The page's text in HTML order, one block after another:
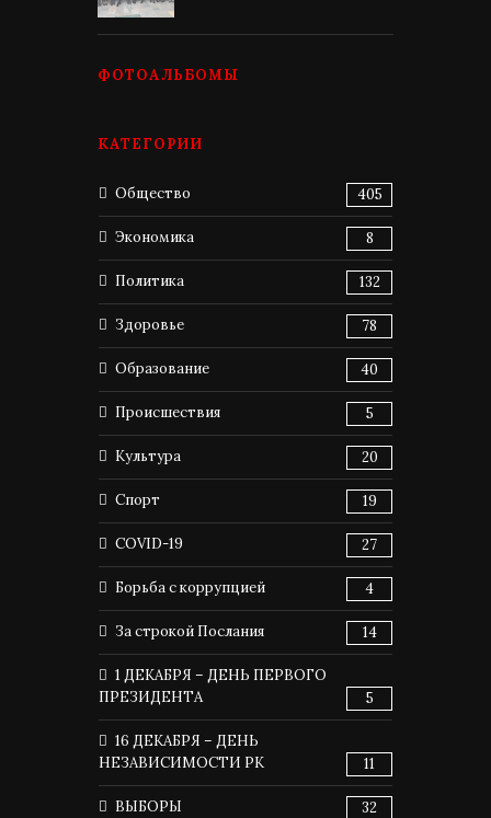
ФОТОАЛЬБОМЫ
КАТЕГОРИИ
Общество 405
Экономика 8
Политика 132
Здоровье 78
Образование 40
Происшествия 5
Культура 20
Спорт 19
COVID-19 27
Борьба с коррупцией 4
За строкой Послания 14
1 ДЕКАБРЯ – ДЕНЬ ПЕРВОГО
ПРЕЗИДЕНТА
5
16 ДЕКАБРЯ – ДЕНЬ
НЕЗАВИСИМОСТИ РК
11
ВЫБОРЫ 32